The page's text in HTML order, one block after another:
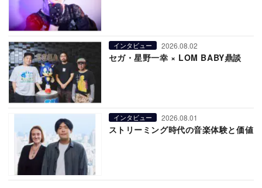
インタビュー 2026.08.02
セガ・星野一幸 × LOM BABY鼎談
インタビュー 2026.08.01
ストリーミング時代の音楽体験と価値